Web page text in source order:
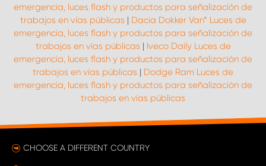
emergencia, luces flash y productos para señalización de
trabajos en vías públicas | Dacia Dokker Van* Luces de
emergencia, luces flash y productos para señalización de
trabajos en vías públicas | Iveco Daily Luces de
emergencia, luces flash y productos para señalización de
trabajos en vías públicas | Dodge Ram Luces de
emergencia, luces flash y productos para señalización de
trabajos en vías públicas
CHOOSE A DIFFERENT COUNTRY